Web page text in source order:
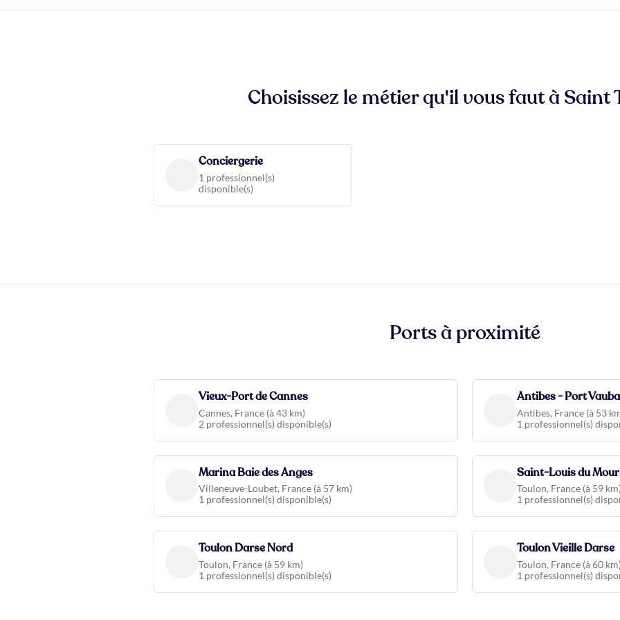
Choisissez le métier qu'il vous faut à Saint
Conciergerie
1 professionnel(s)
disponible(s)
Ports à proximité
Vieux-Port de Cannes
Cannes, France (à 43 km)
2 professionnel(s) disponible(s)
Antibes - Port
Antibes, France (à 53
1 professionnel(s)
Marina Baie des Anges
Villeneuve-Loubet, France (à 57 km)
1 professionnel(s) disponible(s)
Saint-Louis du
Toulon, France (à 59 km)
1 professionnel(s)
Toulon Darse Nord
Toulon, France (à 59 km)
1 professionnel(s) disponible(s)
Toulon Vieille Darse
Toulon, France (à 60 km)
1 professionnel(s)